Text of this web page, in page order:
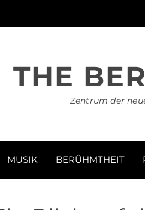
THE
Zentrum der
MUSIK BERÜHMTHEIT